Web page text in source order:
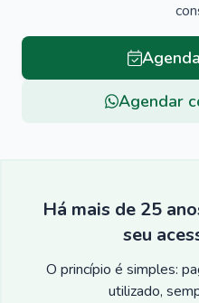
Agendar
Há mais de 25
seu
O princípio é simples:
utilizado,